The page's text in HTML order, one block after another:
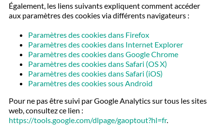
Également, les liens suivants expliquent comment accéder
aux paramètres des cookies via différents navigateurs :
Paramètres des cookies dans Firefox
Paramètres des cookies dans Internet Explorer
Paramètres des cookies dans Google Chrome
Paramètres des cookies dans Safari (OS X)
Paramètres des cookies dans Safari (iOS)
Paramètres des cookies sous Android
Pour ne pas être suivi par Google Analytics sur tous les sites
web, consultez ce lien :
https://tools.google.com/dlpage/gaoptout?hl=fr.